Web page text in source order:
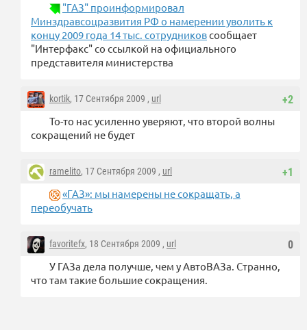
"ГАЗ" проинформировал
Минздравсоцразвития РФ о намерении уволить к
концу 2009 года 14 тыс. сотрудниковсообщает
"Интерфакс" со ссылкой на официального
представителя министерства
+2
kortik, 17 Сентября 2009 , url
То-то нас усиленно уверяют, что второй волны
сокращений не будет
+1
ramelito, 17 Сентября 2009 , url
«ГАЗ»: мы намерены не сокращать, а
переобучать
0
favoritefx, 18 Сентября 2009 , url
У ГАЗа дела получше, чем у АвтоВАЗа. Странно,
что там такие большие сокращения.